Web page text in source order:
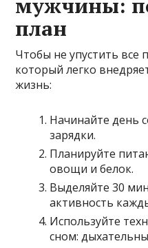
план
Чтобы не упустить все
который легко
жизнь:
Начинайте день
зарядки.
Планируйте
овощи и белок.
Выделяйте 30
активность
Используйте
сном: